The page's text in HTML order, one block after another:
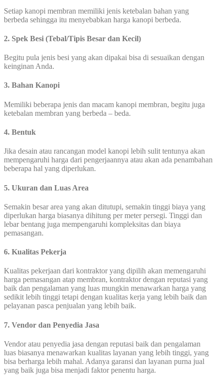
Setiap kanopi membran memiliki jenis ketebalan bahan yang
berbeda sehingga itu menyebabkan harga kanopi berbeda.
2. Spek Besi (Tebal/Tipis Besar dan Kecil)
Begitu pula jenis besi yang akan dipakai bisa di sesuaikan dengan
keinginan Anda.
3. Bahan Kanopi
Memiliki beberapa jenis dan macam kanopi membran, begitu juga
ketebalan membran yang berbeda – beda.
4. Bentuk
Jika desain atau rancangan model kanopi lebih sulit tentunya akan
mempengaruhi harga dari pengerjaannya atau akan ada penambahan
beberapa hal yang diperlukan.
5. Ukuran dan Luas Area
Semakin besar area yang akan ditutupi, semakin tinggi biaya yang
diperlukan harga biasanya dihitung per meter persegi. Tinggi dan
lebar bentang juga mempengaruhi kompleksitas dan biaya
pemasangan.
6. Kualitas Pekerja
Kualitas pekerjaan dari kontraktor yang dipilih akan memengaruhi
harga pemasangan atap membran, kontraktor dengan reputasi yang
baik dan pengalaman yang luas mungkin menawarkan harga yang
sedikit lebih tinggi tetapi dengan kualitas kerja yang lebih baik dan
pelayanan pasca penjualan yang lebih baik.
7. Vendor dan Penyedia Jasa
Vendor atau penyedia jasa dengan reputasi baik dan pengalaman
luas biasanya menawarkan kualitas layanan yang lebih tinggi, yang
bisa berharga lebih mahal. Adanya garansi dan layanan purna jual
yang baik juga bisa menjadi faktor penentu harga.